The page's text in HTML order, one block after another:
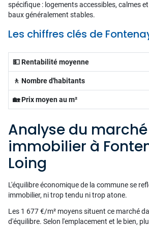
spécifique : logements accessibles, calmes
baux généralement stables.
Les chiffres clés de
💵 Rentabilité moyenne
🚶 Nombre d'habitants
🏡 Prix moyen au m²
Analyse du marché
immobilier à
Loing
L'équilibre économique de la commune se
immobilier, ni trop tendu ni trop atone.
Les 1 677 €/m² moyens situent ce marché
d'équilibre. Selon l'emplacement et le bien,